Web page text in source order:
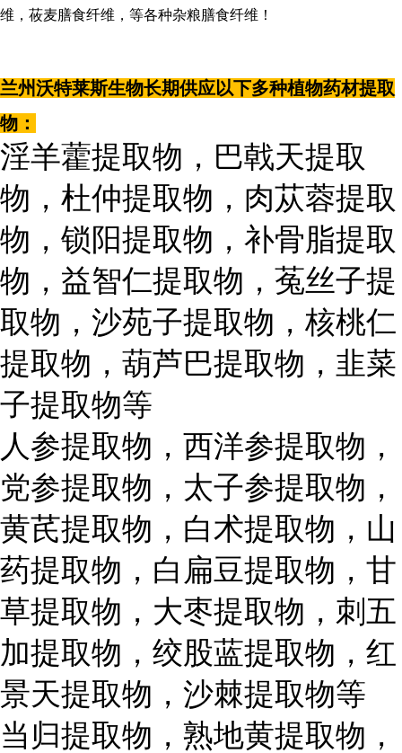
维，莜麦膳食纤维，等各种杂粮膳食纤维！
兰州沃特莱斯生物长期供应以下多种植物药材提取
物：
淫羊藿提取物，巴戟天提取
物，杜仲提取物，肉苁蓉提取
物，锁阳提取物，补骨脂提取
物，益智仁提取物，菟丝子提
取物，沙苑子提取物，核桃仁
提取物，葫芦巴提取物，韭菜
子提取物等
人参提取物，西洋参提取物，
党参提取物，太子参提取物，
黄芪提取物，白术提取物，山
药提取物，白扁豆提取物，甘
草提取物，大枣提取物，刺五
加提取物，绞股蓝提取物，红
景天提取物，沙棘提取物等
当归提取物，熟地黄提取物，